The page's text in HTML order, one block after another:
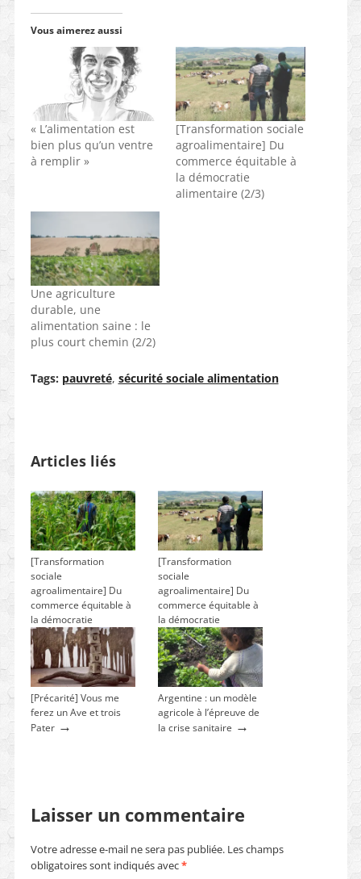
Vous aimerez aussi
« L’alimentation est
bien plus qu’un ventre
à remplir »
[Transformation sociale
agroalimentaire] Du
commerce équitable à
la démocratie
alimentaire (2/3)
Une agriculture
durable, une
alimentation saine : le
plus court chemin (2/2)
Tags: pauvreté, sécurité sociale alimentation
Articles liés
[Transformation
sociale
agroalimentaire] Du
commerce équitable à
la démocratie
alimentaire (3/3)→
[Transformation
sociale
agroalimentaire] Du
commerce équitable à
la démocratie
alimentaire (2/3)→
[Précarité] Vous me
ferez un Ave et trois
Pater→
Argentine : un modèle
agricole à l’épreuve de
la crise sanitaire →
Laisser un commentaire
Votre adresse e-mail ne sera pas publiée. Les champs
obligatoires sont indiqués avec*